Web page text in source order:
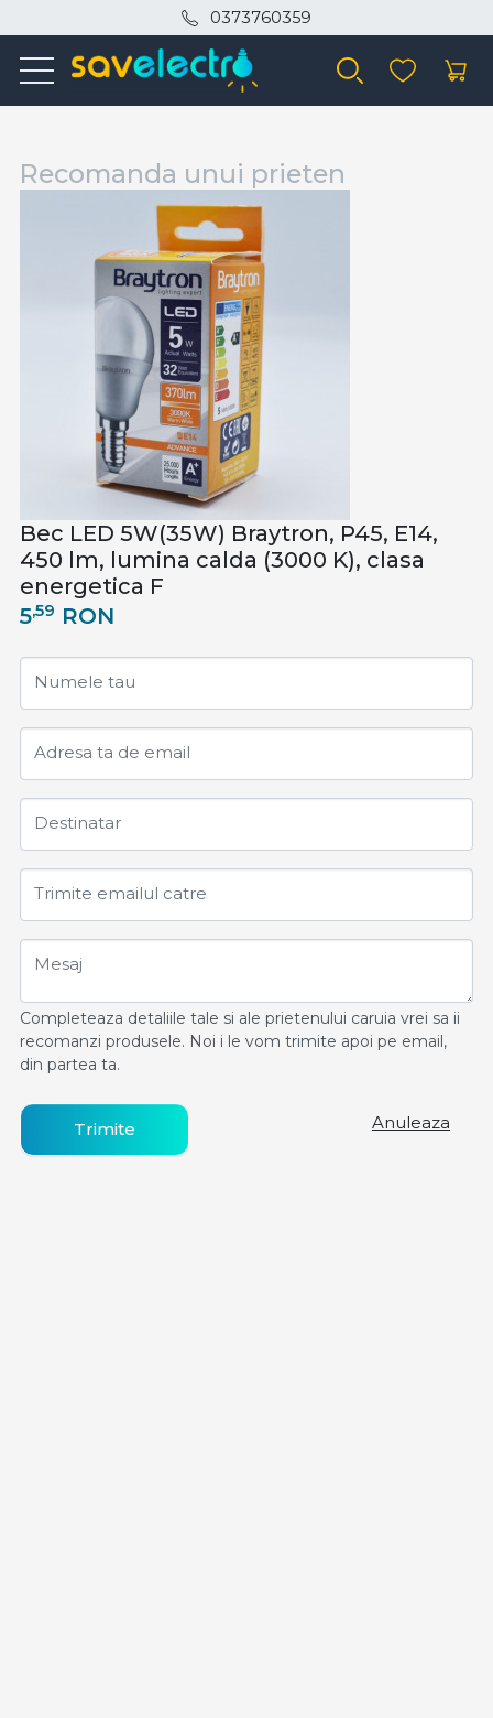
0373760359
Recomanda unui prieten
Bec LED 5W(35W) Braytron, P45, E14,
450 lm, lumina calda (3000 K), clasa
energetica F
5,59 RON
Numele tau
Adresa ta de email
Destinatar
Trimite emailul catre
Mesaj
Completeaza detaliile tale si ale prietenului caruia vrei sa ii
recomanzi produsele. Noi i le vom trimite apoi pe email,
din partea ta.
Trimite Anuleaza